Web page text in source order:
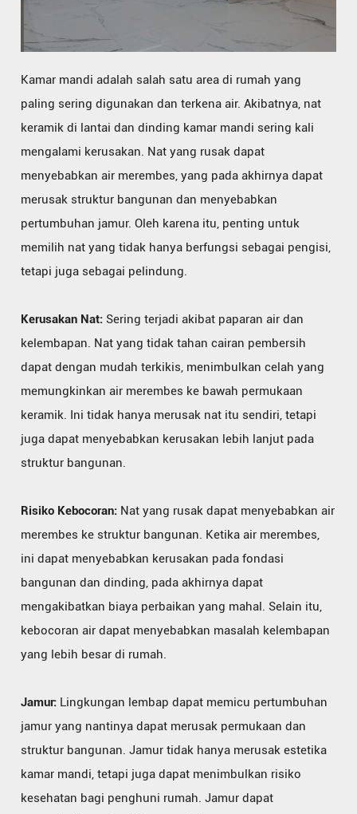
Kamar mandi adalah salah satu area di rumah yang
paling sering digunakan dan terkena air. Akibatnya, nat
keramik di lantai dan dinding kamar mandi sering kali
mengalami kerusakan. Nat yang rusak dapat
menyebabkan air merembes, yang pada akhirnya dapat
merusak struktur bangunan dan menyebabkan
pertumbuhan jamur. Oleh karena itu, penting untuk
memilih nat yang tidak hanya berfungsi sebagai pengisi,
tetapi juga sebagai pelindung.
Kerusakan Nat: Sering terjadi akibat paparan air dan
kelembapan. Nat yang tidak tahan cairan pembersih
dapat dengan mudah terkikis, menimbulkan celah yang
memungkinkan air merembes ke bawah permukaan
keramik. Ini tidak hanya merusak nat itu sendiri, tetapi
juga dapat menyebabkan kerusakan lebih lanjut pada
struktur bangunan.
Risiko Kebocoran: Nat yang rusak dapat menyebabkan air
merembes ke struktur bangunan. Ketika air merembes,
ini dapat menyebabkan kerusakan pada fondasi
bangunan dan dinding, pada akhirnya dapat
mengakibatkan biaya perbaikan yang mahal. Selain itu,
kebocoran air dapat menyebabkan masalah kelembapan
yang lebih besar di rumah.
Jamur: Lingkungan lembap dapat memicu pertumbuhan
jamur yang nantinya dapat merusak permukaan dan
struktur bangunan. Jamur tidak hanya merusak estetika
kamar mandi, tetapi juga dapat menimbulkan risiko
kesehatan bagi penghuni rumah. Jamur dapat